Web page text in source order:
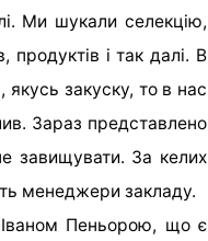
Ми шукали селекцію,
продуктів і так далі. В
закуску, то в нас
Зараз представлено
завищувати. За келих
менеджери закладу.
Іваном Пеньорою, що є